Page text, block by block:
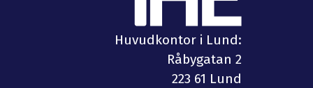
Huvudkontor i Lund:
Råbygatan 2
223 61 Lund